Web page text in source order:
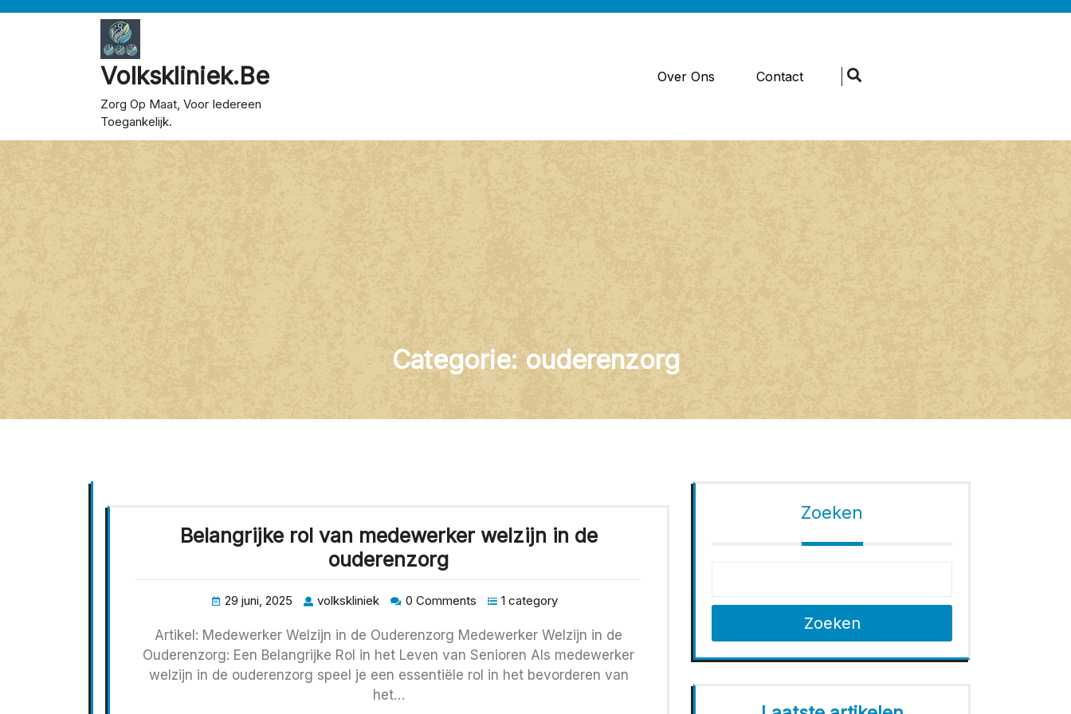
Volkskliniek.be
Zorg Op Maat, Voor Iedereen
Toegankelijk.
Over Ons Contact
Categorie: ouderenzorg
Belangrijke rol van medewerker welzijn in de
ouderenzorg
29 juni, 2025 volkskliniek 0 Comments 1 category
Artikel: Medewerker Welzijn in de Ouderenzorg Medewerker Welzijn in de
Ouderenzorg: Een Belangrijke Rol in het Leven van Senioren Als medewerker
welzijn in de ouderenzorg speel je een essentiële rol in het bevorderen van
het…
Zoeken
Zoeken